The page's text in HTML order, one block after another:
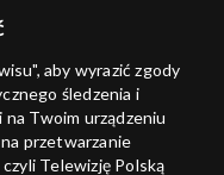
ANULUJ
aby wyrazić zgody
śledzenia i
Twoim urządzeniu
przetwarzanie
Telewizję Polską